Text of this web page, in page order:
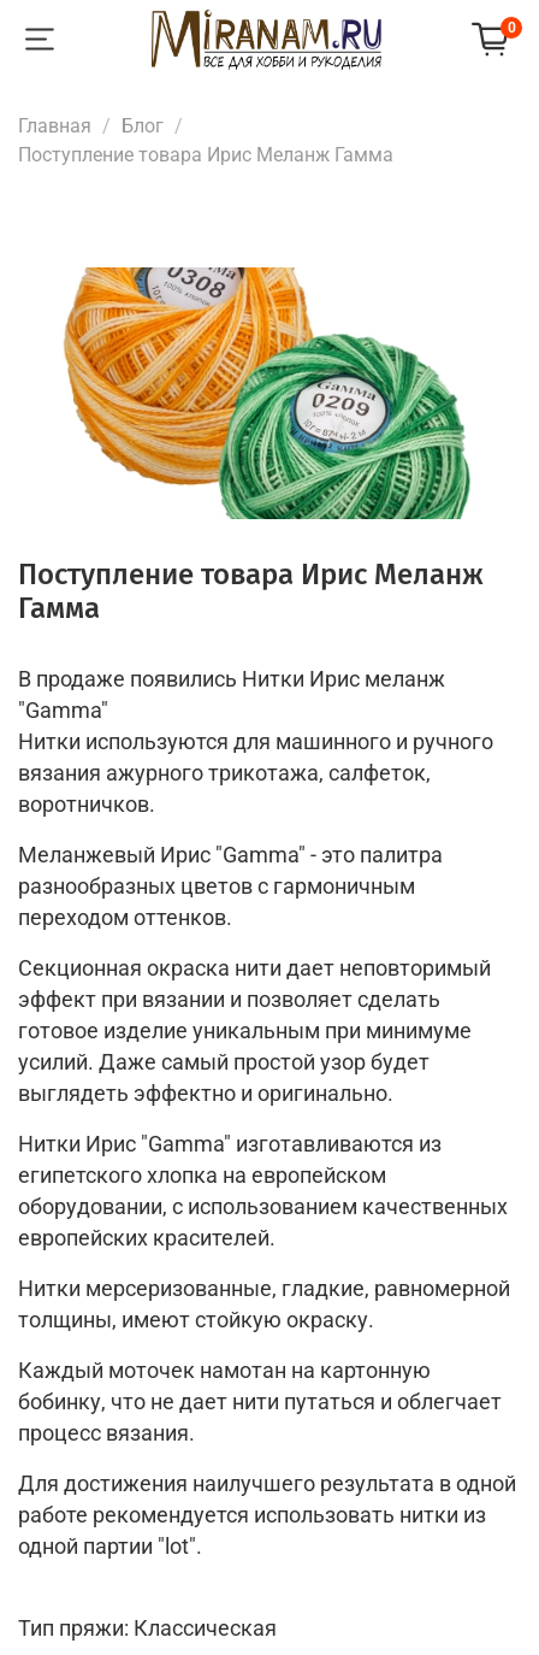
0
Главная
Блог
Поступление товара Ирис Меланж Гамма
Поступление товара Ирис Меланж
Гамма
В продаже появились Нитки Ирис меланж
"Gamma"
Нитки используются для машинного и ручного
вязания ажурного трикотажа, салфеток,
воротничков.
Меланжевый Ирис "Gamma" - это палитра
разнообразных цветов с гармоничным
переходом оттенков.
Секционная окраска нити дает неповторимый
эффект при вязании и позволяет сделать
готовое изделие уникальным при минимуме
усилий. Даже самый простой узор будет
выглядеть эффектно и оригинально.
Нитки Ирис "Gamma" изготавливаются из
египетского хлопка на европейском
оборудовании, с использованием качественных
европейских красителей.
Нитки мерсеризованные, гладкие, равномерной
толщины, имеют стойкую окраску.
Каждый моточек намотан на картонную
бобинку, что не дает нити путаться и облегчает
процесс вязания.
Для достижения наилучшего результата в одной
работе рекомендуется использовать нитки из
одной партии "lot".
Тип пряжи: Классическая